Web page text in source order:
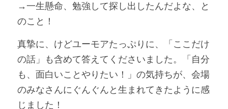
→一生懸命、勉強して探し出したんだよな、と
のこと！
真摯に、けどユーモアたっぷりに、「ここだけ
の話」も含めて答えてくださいました。「自分
も、面白いことやりたい！」の気持ちが、会場
のみなさんにぐんぐんと生まれてきたように感
じました！